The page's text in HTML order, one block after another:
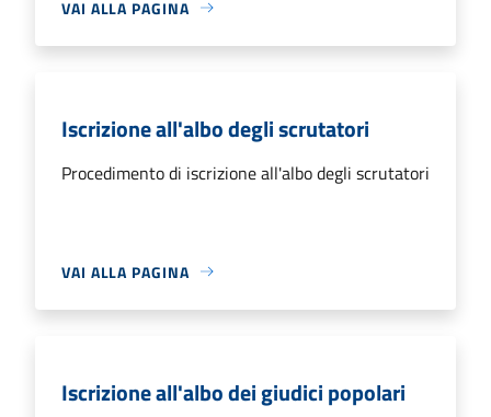
VAI ALLA PAGINA
Iscrizione all'albo degli scrutatori
Procedimento di iscrizione all'albo degli scrutatori
VAI ALLA PAGINA
Iscrizione all'albo dei giudici popolari